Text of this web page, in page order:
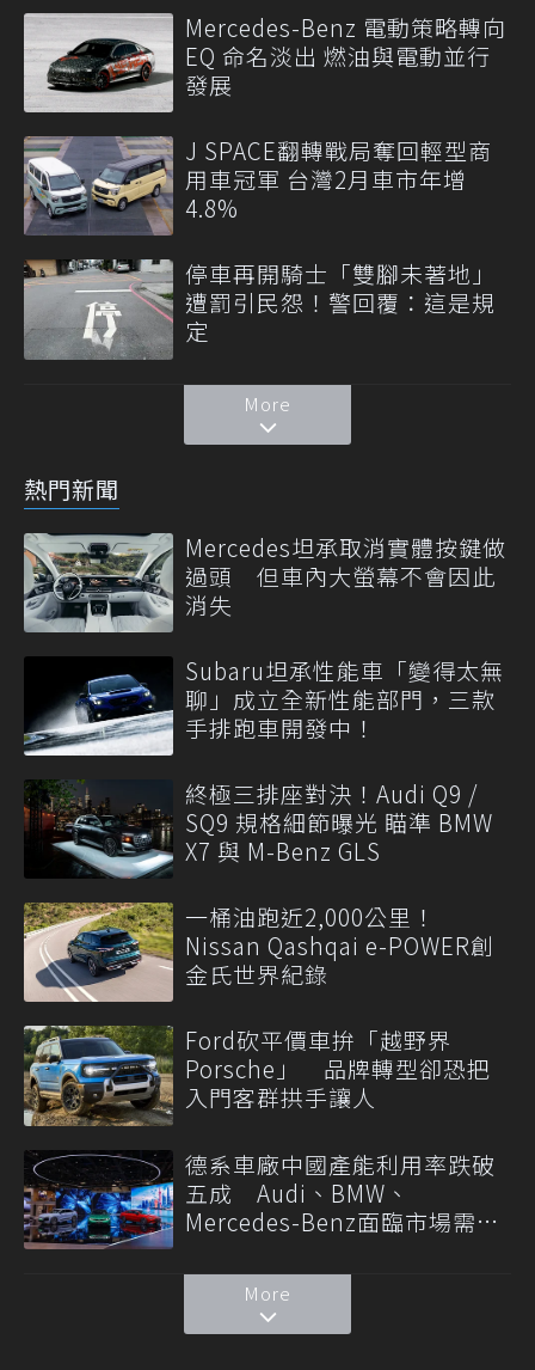
Mercedes-Benz 電動策略轉向
EQ 命名淡出 燃油與電動並行
發展
J SPACE翻轉戰局奪回輕型商
用車冠軍 台灣2月車市年增
4.8%
停車再開騎士「雙腳未著地」
遭罰引民怨！警回覆：這是規
定
More
熱門新聞
Mercedes坦承取消實體按鍵做
過頭 但車內大螢幕不會因此
消失
Subaru坦承性能車「變得太無
聊」成立全新性能部門，三款
手排跑車開發中！
終極三排座對決！Audi Q9 /
SQ9 規格細節曝光 瞄準 BMW
X7 與 M-Benz GLS
一桶油跑近2,000公里！
Nissan Qashqai e-POWER創
金氏世界紀錄
Ford砍平價車拚「越野界
Porsche」 品牌轉型卻恐把
入門客群拱手讓人
德系車廠中國產能利用率跌破
五成 Audi、BMW、
Mercedes-Benz面臨市場需求
More